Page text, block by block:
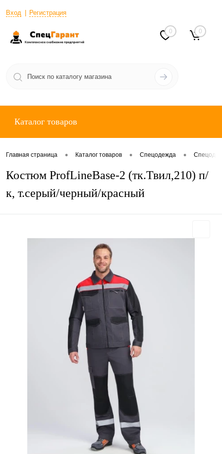
Вход Регистрация
0 0
Каталог товаров
Главная страница • Каталог товаров • Спецодежда •
Костюм ProfLineBase-2 (тк.Твил,210) п/
к, т.серый/черный/красный